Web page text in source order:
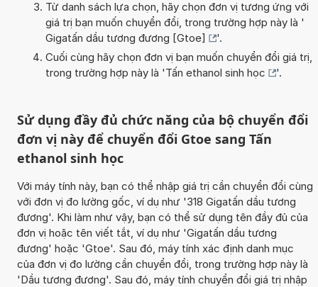
Từ danh sách lựa chọn, hãy chọn đơn vị tương ứng với
giá trị bạn muốn chuyển đổi, trong trường hợp này là '
Gigatấn dầu tương đương [Gtoe]
'.
Cuối cùng hãy chọn đơn vị bạn muốn chuyển đổi giá trị,
trong trường hợp này là 'Tấn ethanol sinh học '.
Sử dụng đầy đủ chức năng của bộ chuyển đổi
đơn vị này để chuyển đổi Gtoe sang Tấn
ethanol sinh học
Với máy tính này, bạn có thể nhập giá trị cần chuyển đổi cùng
với đơn vị đo lường gốc, ví dụ như '318 Gigatấn dầu tương
đương'. Khi làm như vậy, bạn có thể sử dụng tên đầy đủ của
đơn vị hoặc tên viết tắt, ví dụ như 'Gigatấn dầu tương
đương' hoặc 'Gtoe'. Sau đó, máy tính xác định danh mục
của đơn vị đo lường cần chuyển đổi, trong trường hợp này là
'Dầu tương đương'. Sau đó, máy tính chuyển đổi giá trị nhập